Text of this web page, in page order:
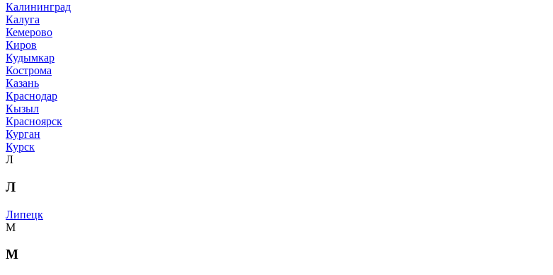
Калининград
Калуга
Кемерово
Киров
Кудымкар
Кострома
Казань
Краснодар
Кызыл
Красноярск
Курган
Курск
Л
Л
Липецк
М
М